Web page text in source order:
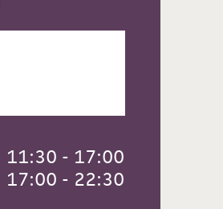
11:30 - 17:00
17:00 - 22:30